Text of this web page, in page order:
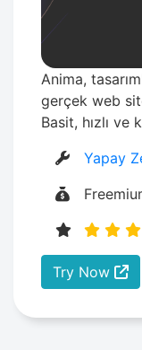
Anima,
gerçek web
Basit, hızlı ve
Yapay
Try Now